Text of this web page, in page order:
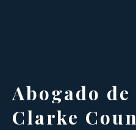
Abogado de
Clarke